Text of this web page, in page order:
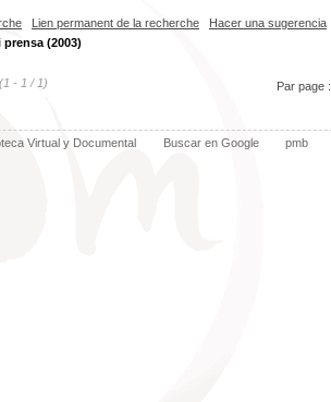
Lien permanent de la recherche
Hacer una sugerencia
prensa (2003)
(1 - 1 / 1) Par page :
Virtual y Documental Buscar en Google pmb